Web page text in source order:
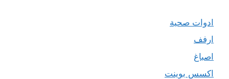
ادوات صحية
ارفف
اصباغ
اكسس بوينت